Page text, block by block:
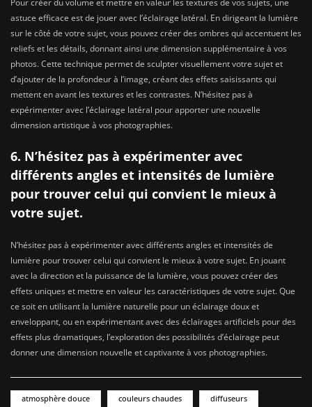
Pour créer du volume et mettre en valeur les textures de vos sujets, une
astuce efficace est de jouer avec l’éclairage latéral. En dirigeant la lumière
sur le côté de votre sujet, vous pouvez créer des ombres qui accentuent les
reliefs et les détails, donnant ainsi une dimension supplémentaire à vos
photos. Cette technique permet de sculpter visuellement votre sujet et
d’ajouter de la profondeur à l’image, créant des effets saisissants qui
mettent en avant les textures et les contrastes. N’hésitez pas à
expérimenter avec l’éclairage latéral pour apporter une nouvelle
dimension artistique à vos photographies.
6. N’hésitez pas à expérimenter avec
différents angles et intensités de lumière
pour trouver celui qui convient le mieux à
votre sujet.
N’hésitez pas à expérimenter avec différents angles et intensités de
lumière pour trouver celui qui convient le mieux à votre sujet. En jouant
avec la direction et la puissance de la lumière, vous pouvez créer des
effets uniques et mettre en valeur les caractéristiques de votre sujet. Que
ce soit en utilisant la lumière naturelle pour un éclairage doux et
enveloppant, ou en expérimentant avec des éclairages artificiels pour des
effets plus dramatiques, l’exploration des possibilités d’éclairage peut
donner une dimension nouvelle et captivante à vos photographies.
atmosphère douce couleurs chaudes diffuseurs